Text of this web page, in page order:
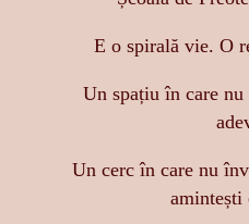
E o spirală vie. O
Un spațiu în care
Un cerc în care nu
amintești